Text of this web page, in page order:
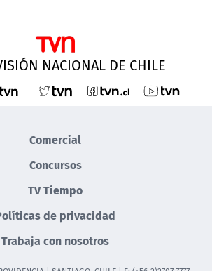
NACIONAL DE CHILE
Comercial
Concursos
TV Tiempo
de privacidad
Trabaja con nosotros